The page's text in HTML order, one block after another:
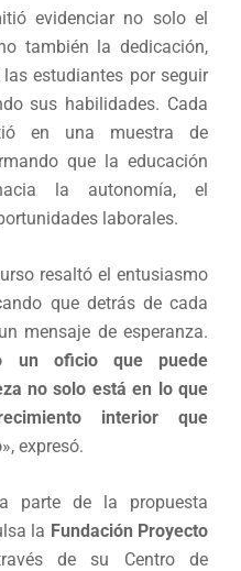
evidenciar no solo el
también la dedicación,
estudiantes por seguir
sus habilidades. Cada
en una muestra de
que la educación
la autonomía, el
laborales.
resaltó el entusiasmo
que detrás de cada
mensaje de esperanza.
un oficio que puede
no solo está en lo que
interior que
», expresó.
parte de la propuesta
la Fundación Proyecto
de su Centro de